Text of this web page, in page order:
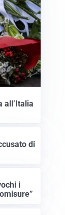
all’Italia
di
i